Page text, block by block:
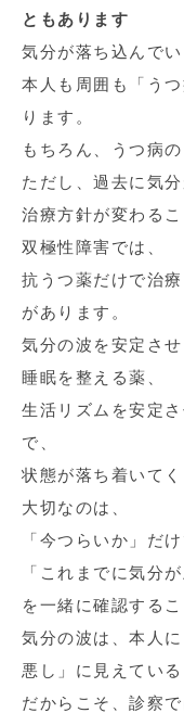
ともあります
気分が落ち込んで
本人も周囲も「う
ります。
もちろん、うつ病
ただし、過去に気
治療方針が変わるこ
双極性障害では、
抗うつ薬だけで治
があります。
気分の波を安定させ
睡眠を整える薬、
生活リズムを安定
で、
状態が落ち着いて
大切なのは、
「今つらいか」だけ
「これまでに気分
を一緒に確認するこ
気分の波は、本人
悪し」に見えてい
だからこそ、診察